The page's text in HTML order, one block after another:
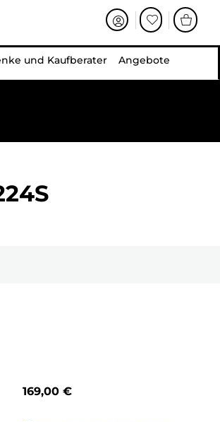
und Kaufberater Angebote
169,00 €